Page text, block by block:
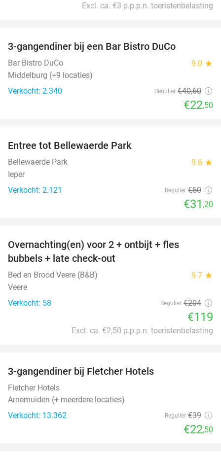
Excl. ca. €3 p.p.p.n. toeristenbelasting
3-gangendiner bij een Bar Bistro DuCo
Bar Bistro DuCo 9.0 star
Middelburg (+9 locaties)
Verkocht: 2.340
Regulier €40,60
€22,50
Entree tot Bellewaerde Park
Bellewaerde Park 9.6 star
Ieper
Verkocht: 2.121
Regulier €50
€31 ,20
Overnachting(en) voor 2 + ontbijt + fles
bubbels + late check-out
Bed en Brood Veere (B&B) 9.7 star
Veere
Verkocht: 58
Regulier €204
€119
Excl. ca. €2,50 p.p.p.n. toeristenbelasting
3-gangendiner bij Fletcher Hotels
Fletcher Hotels
Arnemuiden (+ meerdere locaties)
Verkocht: 13.362
Regulier €39
€22,50